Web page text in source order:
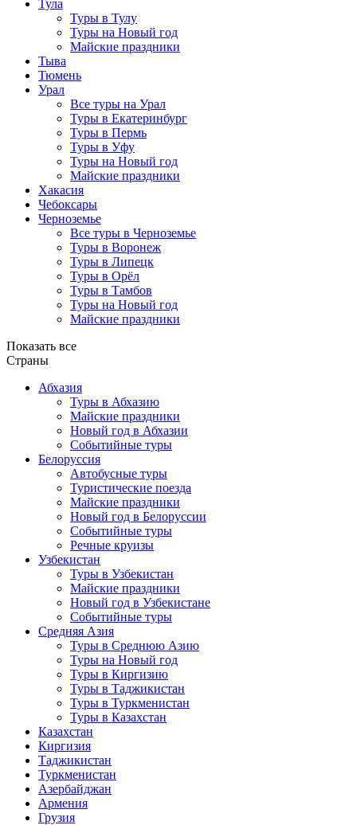
Тула
Туры в Тулу
Туры на Новый год
Майские праздники
Тыва
Тюмень
Урал
Все туры на Урал
Туры в Екатеринбург
Туры в Пермь
Туры в Уфу
Туры на Новый год
Майские праздники
Хакасия
Чебоксары
Черноземье
Все туры в Черноземье
Туры в Воронеж
Туры в Липецк
Туры в Орёл
Туры в Тамбов
Туры на Новый год
Майские праздники
Показать все
Страны
Абхазия
Туры в Абхазию
Майские праздники
Новый год в Абхазии
Событийные туры
Белоруссия
Автобусные туры
Туристические поезда
Майские праздники
Новый год в Белоруссии
Событийные туры
Речные круизы
Узбекистан
Туры в Узбекистан
Майские праздники
Новый год в Узбекистане
Событийные туры
Средняя Азия
Туры в Среднюю Азию
Туры на Новый год
Туры в Киргизию
Туры в Таджикистан
Туры в Туркменистан
Туры в Казахстан
Казахстан
Киргизия
Таджикистан
Туркменистан
Азербайджан
Армения
Грузия